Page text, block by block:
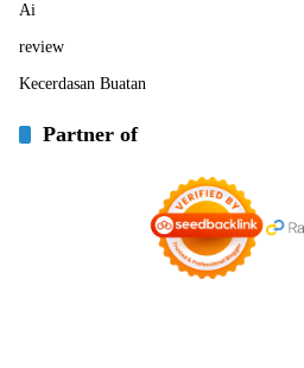
Ai
review
Kecerdasan Buatan
Partner of